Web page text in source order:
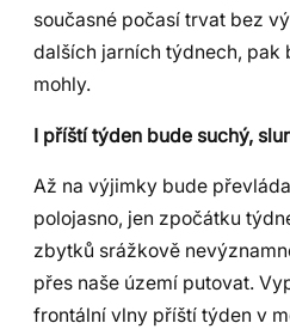
současné počasí trvat bez
dalších jarních týdnech, pak
mohly.
I příští týden bude suchý,
Až na výjimky bude
polojasno, jen zpočátku
zbytků srážkově
přes naše území putovat.
frontální vlny příští týden v